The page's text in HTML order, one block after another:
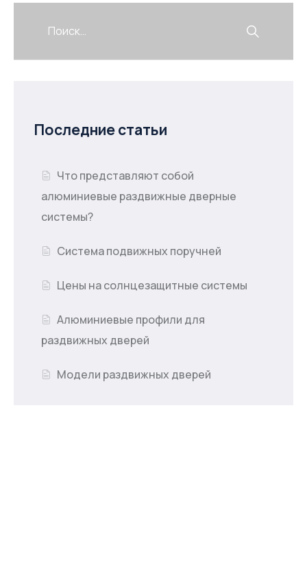
Последние статьи
Что представляют собой
алюминиевые раздвижные дверные
системы?
Система подвижных поручней
Цены на солнцезащитные системы
Алюминиевые профили для
раздвижных дверей
Модели раздвижных дверей